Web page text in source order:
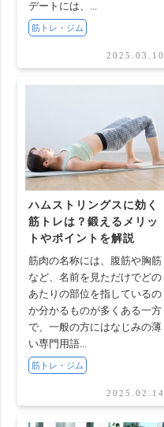
デートには、...
筋トレ・ジム
2025.03.10
ハムストリングスに効く
筋トレは？鍛えるメリッ
トやポイントを解説
筋肉の名称には、腹筋や胸筋
など、名前を見ただけでどの
あたりの部位を指しているの
か分かるものが多くある一方
で、一般の方にはなじみの薄
い専門用語...
筋トレ・ジム
2025.02.14